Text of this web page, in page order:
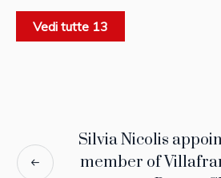
Vedi tutte 13
Silvia Nicolis
member of